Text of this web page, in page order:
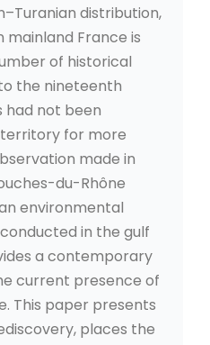
distribution,
France is
of historical
the nineteenth
had not been
for more
made in
du-Rhône
environmental
in the gulf
a contemporary
current presence of
This paper presents
places the